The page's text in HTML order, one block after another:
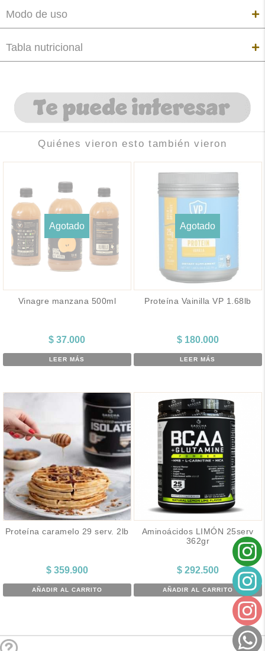
Modo de uso
Tabla nutricional
Quiénes vieron esto también vieron
Agotado
Vinagre manzana 500ml
$ 37.000
LEER MÁS
Agotado
Proteína Vainilla VP 1.68lb
$180.000
LEER MÁS
Proteína caramelo 29 serv. 2lb
$359.900
AÑADIR AL CARRITO
Aminoácidos LIMÓN 25serv
362gr
$292.500
AÑADIR AL CARRITO